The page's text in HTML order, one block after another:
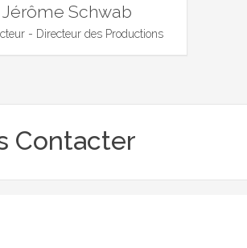
Jérôme Schwab
- Directeur des Productions
Contacter